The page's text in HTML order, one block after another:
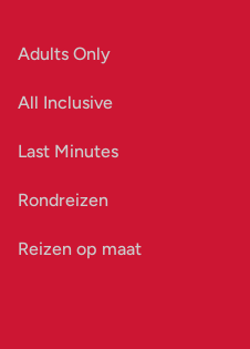
Adults Only
All Inclusive
Last Minutes
Rondreizen
Reizen op maat